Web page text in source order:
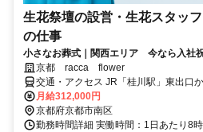
生花祭壇の設営・生花スタッ
の仕事
小さなお葬式｜関西エリア 今なら入社
京都 racca flower
交通・アクセス JR「桂川駅」東出口
月給312,000円
京都府京都市南区
勤務時間詳細 実働時間：1日あたり8